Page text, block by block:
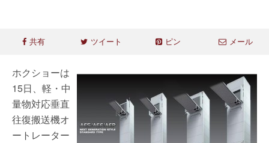
共有 ツイート ピン メール
ホクショーは
15日、軽・中
量物対応垂直
往復搬送機オ
ートレーター